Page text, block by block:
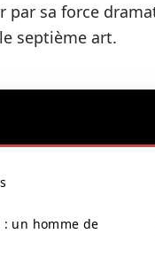
par sa force
septième art.
un homme de